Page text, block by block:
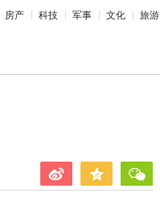
房产 科技 军事 文化 旅游